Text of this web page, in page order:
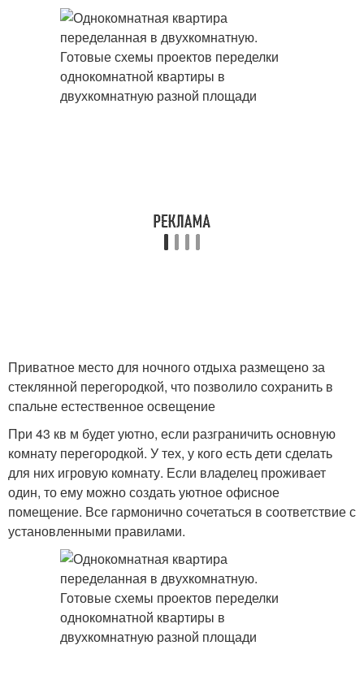
Приватное место для ночного отдыха размещено за
стеклянной перегородкой, что позволило сохранить в
спальне естественное освещение
При 43 кв м будет уютно, если разграничить основную
комнату перегородкой. У тех, у кого есть дети сделать
для них игровую комнату. Если владелец проживает
один, то ему можно создать уютное офисное
помещение. Все гармонично сочетаться в соответствие с
установленными правилами.